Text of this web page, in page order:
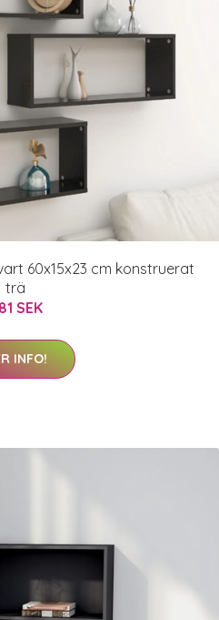
60x15x23 cm konstruerat
trä
SEK
INFO!